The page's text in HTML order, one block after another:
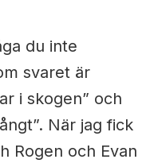
du inte
svaret är
i skogen” och
När jag fick
Rogen och Evan